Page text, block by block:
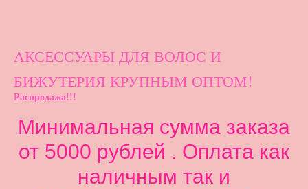
АКСЕССУАРЫ ДЛЯ ВОЛОС И
БИЖУТЕРИЯ КРУПНЫМ ОПТОМ!
Распродажа!!!
Минимальная сумма заказа
от 5000 рублей . Оплата как
наличным так и